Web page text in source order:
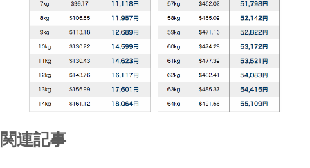
関連記事